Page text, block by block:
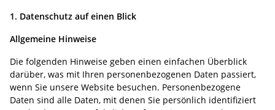
1. Datenschutz auf einen Blick
Allgemeine Hinweise
Die folgenden Hinweise geben einen einfachen Überblick
darüber, was mit Ihren personenbezogenen Daten passiert,
wenn Sie unsere Website besuchen. Personenbezogene
Daten sind alle Daten, mit denen Sie persönlich identifiziert